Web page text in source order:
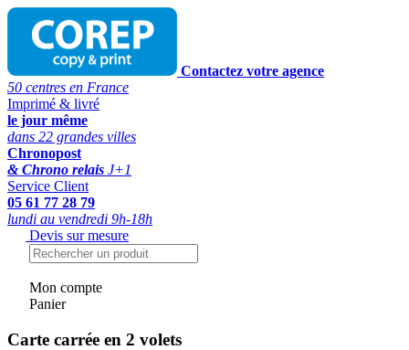
Contactez votre agence
50 centres en France
Imprimé & livré
le jour même
dans 22 grandes villes
Chronopost
& Chrono relais J+1
Service Client
05 61 77 28 79
lundi au vendredi 9h-18h
Devis sur mesure
Mon compte
Panier
Carte carrée en 2 volets